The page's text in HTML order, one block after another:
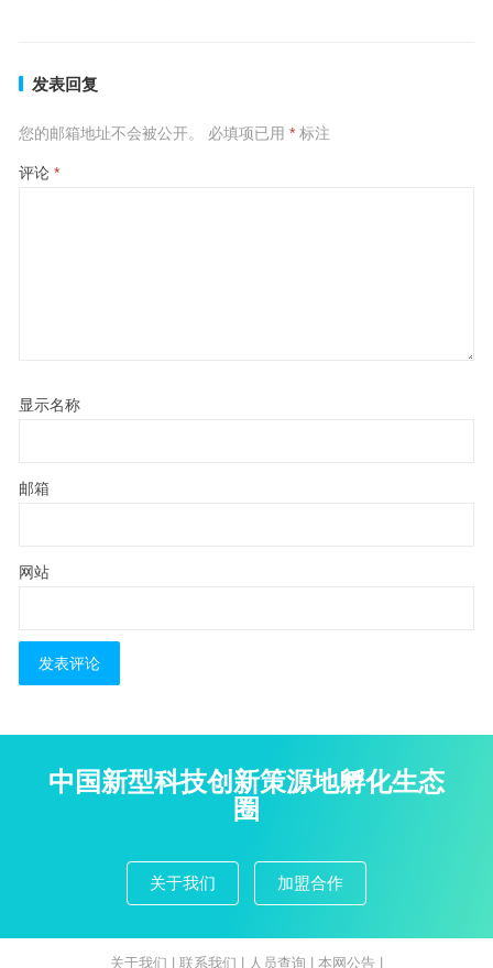
发表回复
您的邮箱地址不会被公开。 必填项已用 *标注
评论 *
显示名称
邮箱
网站
中国新型科技创新策源地孵化生态
圈
关于我们 加盟合作
关于我们 联系我们 人员查询 本网公告